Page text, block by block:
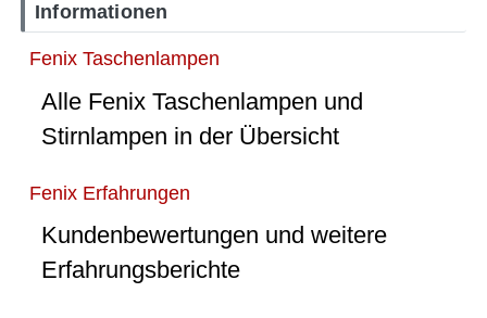
Informationen
Fenix Taschenlampen
Alle Fenix Taschenlampen und
Stirnlampen in der Übersicht
Fenix Erfahrungen
Kundenbewertungen und weitere
Erfahrungsberichte